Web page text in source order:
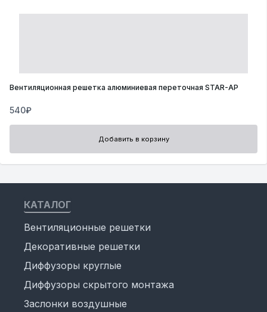
Вентиляционная решетка алюминиевая переточная STAR-AP
540₽
Добавить в корзину
КАТАЛОГ
Вентиляционные решетки
Декоративные решетки
Диффузоры круглые
Диффузоры скрытого монтажа
Заслонки воздушные